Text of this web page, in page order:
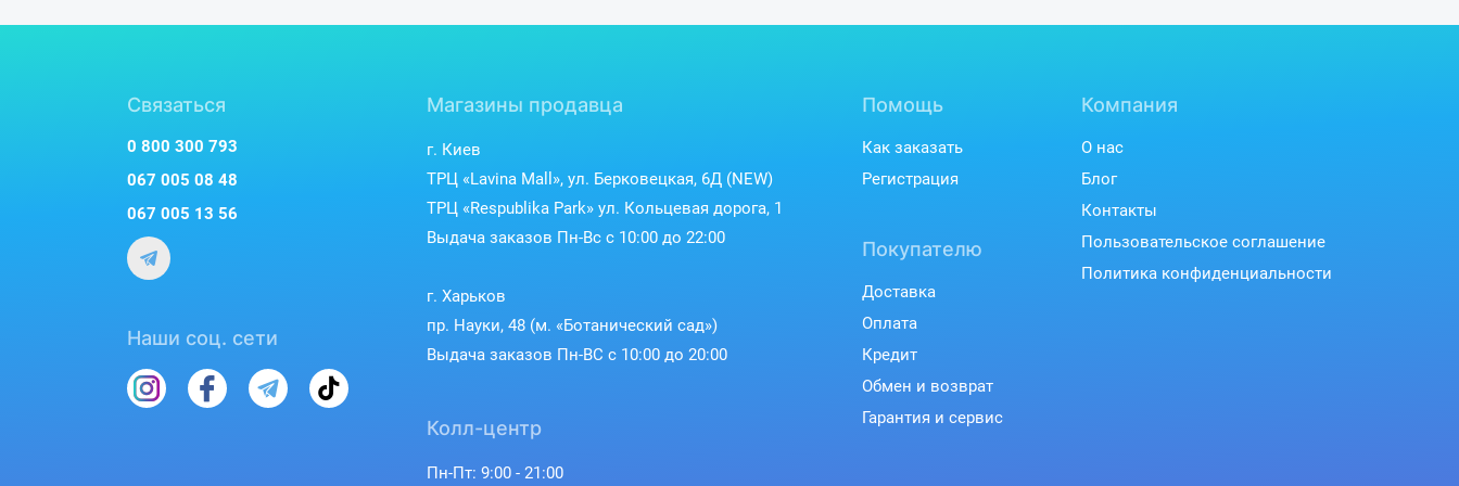
Связаться
0 800 300 793
067 005 08 48
067 005 13 56
Наши соц. сети
Магазины продавца
г. Киев
ТРЦ «Lavina Mall», ул. Берковецкая, 6Д (NEW)
ТРЦ «Respublika Park» ул. Кольцевая дорога, 1
Выдача заказов Пн-Вс с 10:00 до 22:00
г. Харьков
пр. Науки, 48 (м. «Ботанический сад»)
Выдача заказов Пн-ВС с 10:00 до 20:00
Колл-центр
Пн-Пт: 9:00 - 21:00
Помощь
Как заказать
Регистрация
Покупателю
Доставка
Оплата
Кредит
Обмен и возврат
Гарантия и сервис
Компания
О нас
Блог
Контакты
Пользовательское соглашение
Политика конфиденциальности